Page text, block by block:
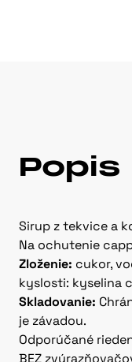
Popis
Sirup z tekvice a
Na ochutenie
Zloženie: cukor,
kyslosti: kyselina
Skladovanie:
je závadou.
Odporúčané
BEZ